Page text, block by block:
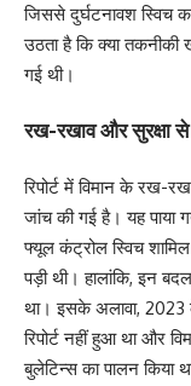
जिससे दुर्घटनावश स्विच
उठता है कि क्या तकनीकी
गई थी।
रख-रखाव और सुरक्षा से
रिपोर्ट में विमान के रख-
जांच की गई है। यह पाया
फ्यूल कंट्रोल स्विच
पड़ी थी। हालांकि, इन
था। इसके अलावा, 2023
रिपोर्ट नहीं हुआ था और
बुलेटिन्स का पालन किया